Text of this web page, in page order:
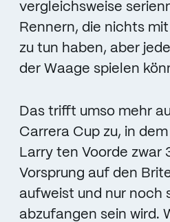
vergleichsweise
Rennern, die nichts
zu tun haben, aber
der Waage spielen
Das trifft umso mehr
Carrera Cup zu, in
Larry ten Voorde zwar
Vorsprung auf den
aufweist und nur noch
abzufangen sein wird.